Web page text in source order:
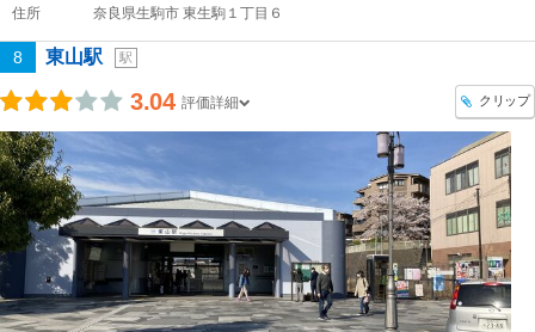
住所 奈良県生駒市 東生駒１丁目６
8 東山駅 駅
3.04 評価詳細 クリップ